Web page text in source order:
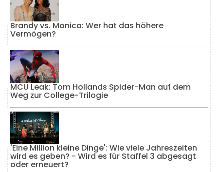
Brandy vs. Monica: Wer hat das höhere
Vermögen?
MCU Leak: Tom Hollands Spider-Man auf dem
Weg zur College-Trilogie
'Eine Million kleine Dinge': Wie viele Jahreszeiten
wird es geben? - Wird es für Staffel 3 abgesagt
oder erneuert?